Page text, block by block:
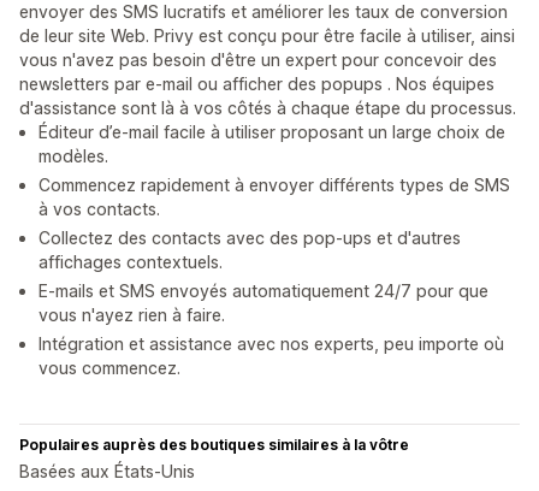
envoyer des SMS lucratifs et améliorer les taux de conversion
de leur site Web. Privy est conçu pour être facile à utiliser, ainsi
vous n'avez pas besoin d'être un expert pour concevoir des
newsletters par e-mail ou afficher des popups . Nos équipes
d'assistance sont là à vos côtés à chaque étape du processus.
Éditeur d’e-mail facile à utiliser proposant un large choix de
modèles.
Commencez rapidement à envoyer différents types de SMS
à vos contacts.
Collectez des contacts avec des pop-ups et d'autres
affichages contextuels.
E-mails et SMS envoyés automatiquement 24/7 pour que
vous n'ayez rien à faire.
Intégration et assistance avec nos experts, peu importe où
vous commencez.
Populaires auprès des boutiques similaires à la vôtre
Basées aux États-Unis